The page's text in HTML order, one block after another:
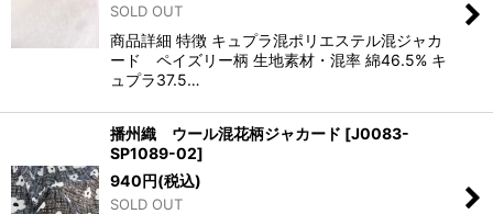
SOLD OUT
商品詳細 特徴 キュプラ混ポリエステル混ジャカ
ード ペイズリー柄 生地素材・混率 綿46.5% キ
ュプラ37.5…
播州織 ウール混花柄ジャカード [J0083-
SP1089-02]
940円(税込)
SOLD OUT